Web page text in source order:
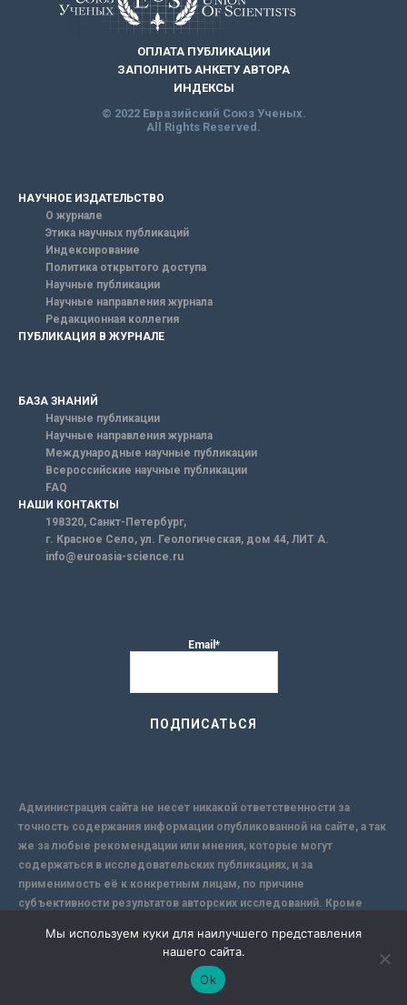
ОПЛАТА ПУБЛИКАЦИИ
ЗАПОЛНИТЬ АНКЕТУ АВТОРА
ИНДЕКСЫ
© 2022 Евразийский Союз Ученых.
All Rights Reserved.
НАУЧНОЕ ИЗДАТЕЛЬСТВО
О журнале
Этика научных публикаций
Индексирование
Политика открытого доступа
Научные публикации
Научные направления журнала
Редакционная коллегия
ПУБЛИКАЦИЯ В ЖУРНАЛЕ
БАЗА ЗНАНИЙ
Научные публикации
Научные направления журнала
Международные научные публикации
Всероссийские научные публикации
FAQ
НАШИ КОНТАКТЫ
198320, Санкт-Петербург,
г. Красное Село, ул. Геологическая, дом 44, ЛИТ А.
info@euroasia-science.ru
Email*
Администрация сайта не несет никакой ответственности за
точность содержания информации опубликованной на сайте, а так
же за любые рекомендации или мнения, которые могут
содержаться в исследовательских публикациях, и за
применимость её к конкретным лицам, по причине
субъективности результатов авторских исследований. Кроме
надежной защиты информации, Сайт не несет ответственности за
Мы используем куки для наилучшего представления
нашего сайта.
Ok